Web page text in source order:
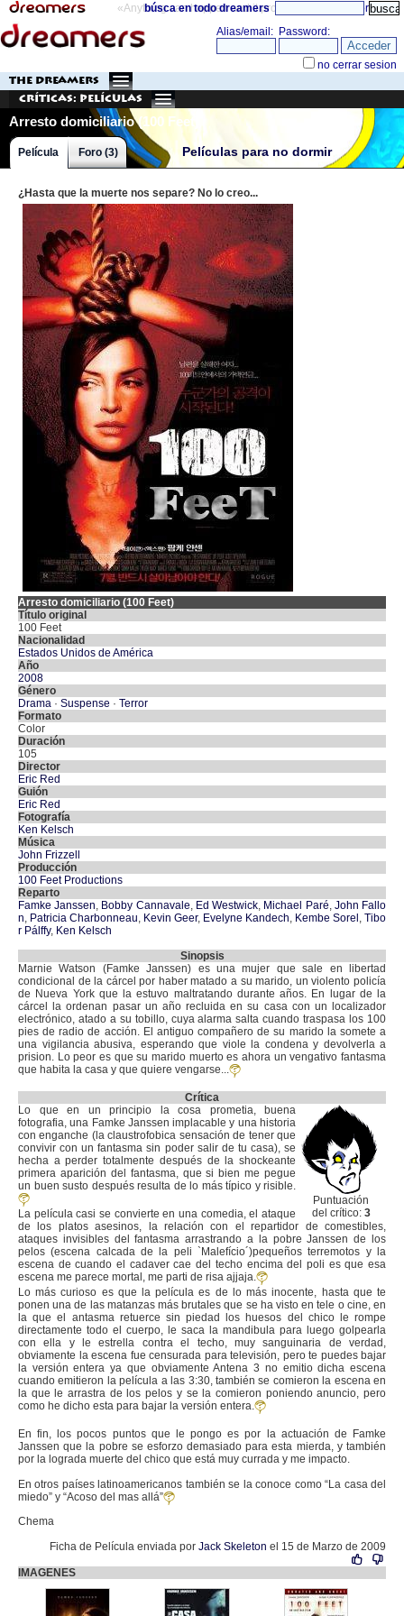
«Anything can happen and it probably will» directorio
búsca en todo dreamers
THE DREAMERS
Críticas: Películas
Arresto domiciliario (100 Feet)
Películas para no dormir
Película Foro (3)
¿Hasta que la muerte nos separe? No lo creo...
Arresto domiciliario (100 Feet)
Título original
100 Feet
Nacionalidad
Estados Unidos de América
Año
2008
Género
Drama · Suspense · Terror
Formato
Color
Duración
105
Director
Eric Red
Guión
Eric Red
Fotografía
Ken Kelsch
Música
John Frizzell
Producción
100 Feet Productions
Reparto
Famke Janssen, Bobby Cannavale, Ed Westwick, Michael Paré, John Fallo
n, Patricia Charbonneau, Kevin Geer, Evelyne Kandech, Kembe Sorel , Tibo
r Pálffy, Ken Kelsch
Sinopsis
Marnie Watson (Famke Janssen) es una mujer que sale en libertad
condicional de la cárcel por haber matado a su marido, un violento policía
de Nueva York que la estuvo maltratando durante años. En lugar de la
cárcel la ordenan pasar un año recluida en su casa con un localizador
electrónico, atado a su tobillo, cuya alarma salta cuando traspasa los 100
pies de radio de acción. El antiguo compañero de su marido la somete a
una vigilancia abusiva, esperando que viole la condena y devolverla a
prision. Lo peor es que su marido muerto es ahora un vengativo fantasma
que habita la casa y que quiere vengarse...
Crítica
Puntuación
del crítico: 3
Lo que en un principio la cosa prometia, buena
fotografia, una Famke Janssen implacable y una historia
con enganche (la claustrofobica sensación de tener que
convivir con un fantasma sin poder salir de tu casa), se
hecha a perder totalmente después de la shockeante
primera aparición del fantasma, que si bien me pegue
un buen susto después resulta de lo más típico y risible.
La película casi se convierte en una comedia, el ataque
de los platos asesinos, la relación con el repartidor de comestibles,
ataques invisibles del fantasma arrastrando a la pobre Janssen de los
pelos (escena calcada de la peli `Malefício´)pequeños terremotos y la
escena de cuando el cadaver cae del techo encima del poli es que esa
escena me parece mortal, me parti de risa ajjaja.
Lo más curioso es que la película es de lo más inocente, hasta que te
ponen una de las matanzas más brutales que se ha visto en tele o cine, en
la que el antasma retuerce sin piedad los huesos del chico le rompe
directamente todo el cuerpo, le saca la mandibula para luego golpearla
con ella y le estrella contra el techo, muy sanguinaria de verdad,
obviamente la escena fue censurada para televisión, pero te puedes bajar
la versión entera ya que obviamente Antena 3 no emitio dicha escena
cuando emitieron la película a las 3:30, también se comieron la escena en
la que le arrastra de los pelos y se la comieron poniendo anuncio, pero
como he dicho esta para bajar la versión entera.
En fin, los pocos puntos que le pongo es por la actuación de Famke
Janssen que la pobre se esforzo demasiado para esta mierda, y también
por la lograda muerte del chico que está muy currada y me impacto.
En otros países latinoamericanos también se la conoce como “La casa del
miedo” y “Acoso del mas allá”
Chema
Ficha de Película enviada por Jack Skeleton el 15 de Marzo de 2009
IMAGENES